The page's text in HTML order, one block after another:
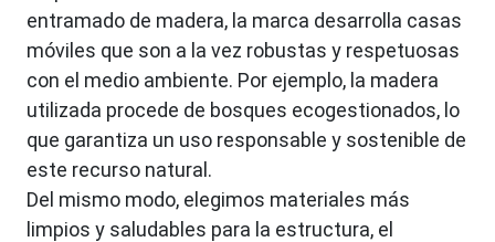
entramado de madera, la marca desarrolla casas
móviles que son a la vez robustas y respetuosas
con el medio ambiente. Por ejemplo, la madera
utilizada procede de bosques ecogestionados, lo
que garantiza un uso responsable y sostenible de
este recurso natural.
Del mismo modo, elegimos materiales más
limpios y saludables para la estructura, el